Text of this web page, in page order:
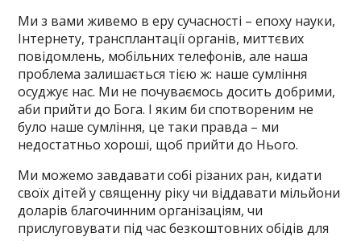
Ми з вами живемо в еру сучасності – епоху науки,
Інтернету, трансплантації органів, миттєвих
повідомлень, мобільних телефонів, але наша
проблема залишається тією ж: наше сумління
осуджує нас. Ми не почуваємось досить добрими,
аби прийти до Бога. І яким би спотвореним не
було наше сумління, це таки правда – ми
недостатньо хороші, щоб прийти до Нього.
Ми можемо завдавати собі різаних ран, кидати
своїх дітей у священну ріку чи віддавати мільйони
доларів благочинним організаціям, чи
прислуговувати під час безкоштовних обідів для